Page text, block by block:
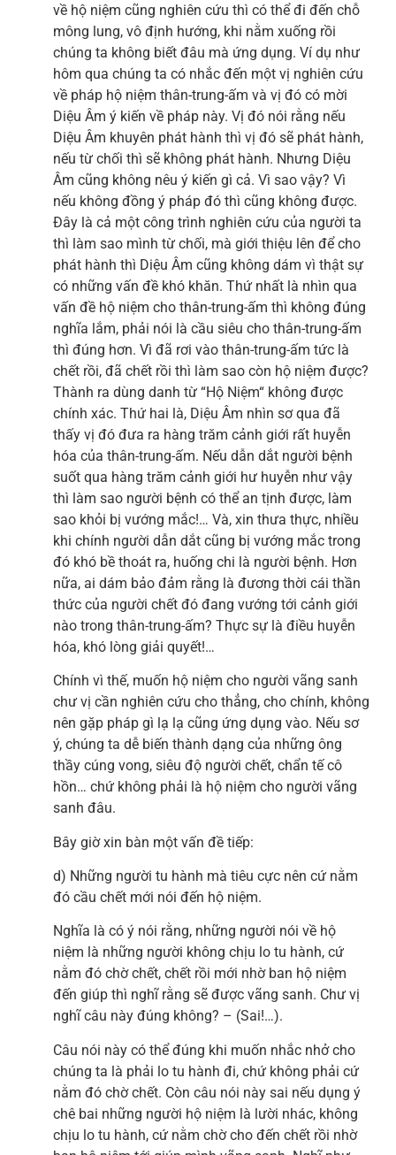
về hộ niệm cũng nghiên cứu thì có thể đi đến chỗ
mông lung, vô định hướng, khi nằm xuống rồi
chúng ta không biết đâu mà ứng dụng. Ví dụ như
hôm qua chúng ta có nhắc đến một vị nghiên cứu
về pháp hộ niệm thân-trung-ấm và vị đó có mời
Diệu Âm ý kiến về pháp này. Vị đó nói rằng nếu
Diệu Âm khuyên phát hành thì vị đó sẽ phát hành,
nếu từ chối thì sẽ không phát hành. Nhưng Diệu
Âm cũng không nêu ý kiến gì cả. Vì sao vậy? Vì
nếu không đồng ý pháp đó thì cũng không được.
Đây là cả một công trình nghiên cứu của người ta
thì làm sao mình từ chối, mà giới thiệu lên để cho
phát hành thì Diệu Âm cũng không dám vì thật sự
có những vấn đề khó khăn. Thứ nhất là nhìn qua
vấn đề hộ niệm cho thân-trung-ấm thì không đúng
nghĩa lắm, phải nói là cầu siêu cho thân-trung-ấm
thì đúng hơn. Vì đã rơi vào thân-trung-ấm tức là
chết rồi, đã chết rồi thì làm sao còn hộ niệm được?
Thành ra dùng danh từ “Hộ Niệm“ không được
chính xác. Thứ hai là, Diệu Âm nhìn sơ qua đã
thấy vị đó đưa ra hàng trăm cảnh giới rất huyễn
hóa của thân-trung-ấm. Nếu dẫn dắt người bệnh
suốt qua hàng trăm cảnh giới hư huyễn như vậy
thì làm sao người bệnh có thể an tịnh được, làm
sao khỏi bị vướng mắc!… Và, xin thưa thực, nhiều
khi chính người dẫn dắt cũng bị vướng mắc trong
đó khó bề thoát ra, huống chi là người bệnh. Hơn
nữa, ai dám bảo đảm rằng là đương thời cái thần
thức của người chết đó đang vướng tới cảnh giới
nào trong thân-trung-ấm? Thực sự là điều huyễn
hóa, khó lòng giải quyết!…
Chính vì thế, muốn hộ niệm cho người vãng sanh
chư vị cần nghiên cứu cho thẳng, cho chính, không
nên gặp pháp gì lạ lạ cũng ứng dụng vào. Nếu sơ
ý, chúng ta dễ biến thành dạng của những ông
thầy cúng vong, siêu độ người chết, chẩn tế cô
hồn… chứ không phải là hộ niệm cho người vãng
sanh đâu.
Bây giờ xin bàn một vấn đề tiếp:
d) Những người tu hành mà tiêu cực nên cứ nằm
đó cầu chết mới nói đến hộ niệm.
Nghĩa là có ý nói rằng, những người nói về hộ
niệm là những người không chịu lo tu hành, cứ
nằm đó chờ chết, chết rồi mới nhờ ban hộ niệm
đến giúp thì nghĩ rằng sẽ được vãng sanh. Chư vị
nghĩ câu này đúng không? – (Sai!…).
Câu nói này có thể đúng khi muốn nhắc nhở cho
chúng ta là phải lo tu hành đi, chứ không phải cứ
nằm đó chờ chết. Còn câu nói này sai nếu dụng ý
chê bai những người hộ niệm là lười nhác, không
chịu lo tu hành, cứ nằm chờ cho đến chết rồi nhờ